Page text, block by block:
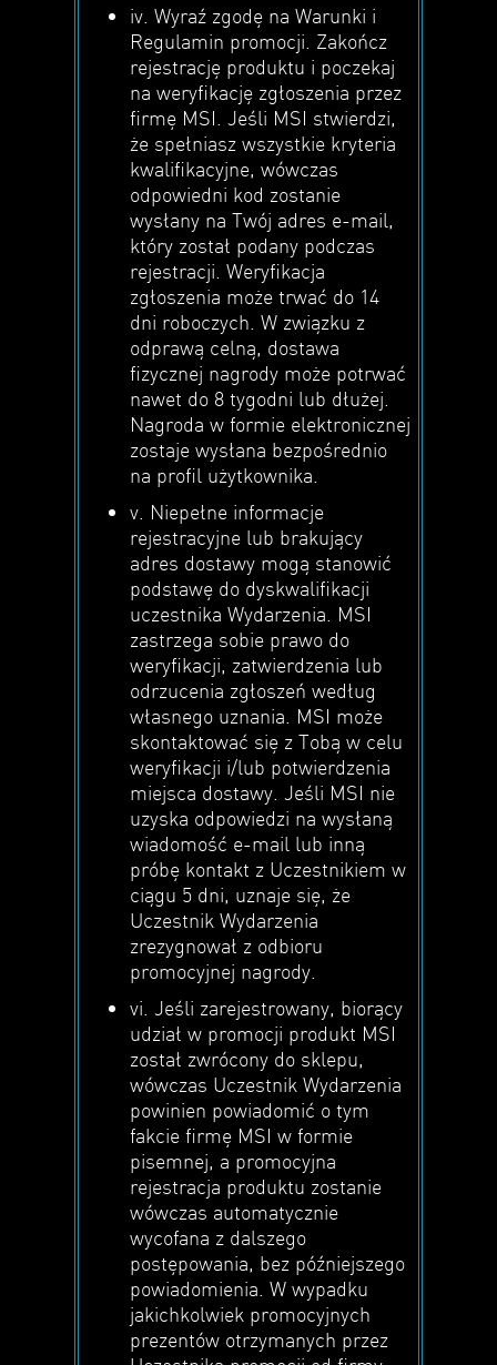
iv. Wyraź zgodę na Warunki i
Regulamin promocji. Zakończ
rejestrację produktu i poczekaj
na weryfikację zgłoszenia przez
firmę MSI. Jeśli MSI stwierdzi,
że spełniasz wszystkie kryteria
kwalifikacyjne, wówczas
odpowiedni kod zostanie
wysłany na Twój adres e-mail,
który został podany podczas
rejestracji. Weryfikacja
zgłoszenia może trwać do 14
dni roboczych. W związku z
odprawą celną, dostawa
fizycznej nagrody może potrwać
nawet do 8 tygodni lub dłużej.
Nagroda w formie elektronicznej
zostaje wysłana bezpośrednio
na profil użytkownika.
v. Niepełne informacje
rejestracyjne lub brakujący
adres dostawy mogą stanowić
podstawę do dyskwalifikacji
uczestnika Wydarzenia. MSI
zastrzega sobie prawo do
weryfikacji, zatwierdzenia lub
odrzucenia zgłoszeń według
własnego uznania. MSI może
skontaktować się z Tobą w celu
weryfikacji i/lub potwierdzenia
miejsca dostawy. Jeśli MSI nie
uzyska odpowiedzi na wysłaną
wiadomość e-mail lub inną
próbę kontakt z Uczestnikiem w
ciągu 5 dni, uznaje się, że
Uczestnik Wydarzenia
zrezygnował z odbioru
promocyjnej nagrody.
vi. Jeśli zarejestrowany, biorący
udział w promocji produkt MSI
został zwrócony do sklepu,
wówczas Uczestnik Wydarzenia
powinien powiadomić o tym
fakcie firmę MSI w formie
pisemnej, a promocyjna
rejestracja produktu zostanie
wówczas automatycznie
wycofana z dalszego
postępowania, bez późniejszego
powiadomienia. W wypadku
jakichkolwiek promocyjnych
prezentów otrzymanych przez